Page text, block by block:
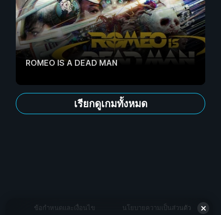
ROMEO IS A DEAD MAN
เรียกดูเกมทั้งหมด
ข้อกำหนดและเงื่อนไข นโยบายความเป็นส่วนตัว